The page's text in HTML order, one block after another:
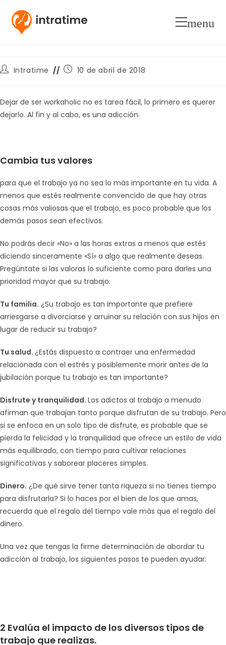
menu
Dejar de ser workaholic: Pasito
a Pasito
Autor
entrada:
Intratime
Publicación
entrada:
10 de abril de 2018
Dejar de ser workaholic no es tarea fácil, lo primero es querer
dejarlo. Al fin y al cabo, es una adicción.
Cambia tus valores
para que el trabajo ya no sea lo más importante en tu vida. A
menos que estés realmente convencido de que hay otras
cosas más valiosas que el trabajo, es poco probable que los
demás pasos sean efectivos.
No podrás decir «No» a las horas extras a menos que estés
diciendo sinceramente «Sí» a algo que realmente deseas.
Pregúntate si las valoras lo suficiente como para darles una
prioridad mayor que su trabajo:
Tu familia. ¿Su trabajo es tan importante que prefiere
arriesgarse a divorciarse y arruinar su relación con sus hijos en
lugar de reducir su trabajo?
Tu salud. ¿Estás dispuesto a contraer una enfermedad
relacionada con el estrés y posiblemente morir antes de la
jubilación porque tu trabajo es tan importante?
Disfrute y tranquilidad. Los adictos al trabajo a menudo
afirman que trabajan tanto porque disfrutan de su trabajo. Pero
si se enfoca en un solo tipo de disfrute, es probable que se
pierda la felicidad y la tranquilidad que ofrece un estilo de vida
más equilibrado, con tiempo para cultivar relaciones
significativas y saborear placeres simples.
Dinero. ¿De qué sirve tener tanta riqueza si no tienes tiempo
para disfrutarla? Si lo haces por el bien de los que amas,
recuerda que el regalo del tiempo vale más que el regalo del
dinero.
Una vez que tengas la firme determinación de abordar tu
adicción al trabajo, los siguientes pasos te pueden ayudar:
2 Evalúa el impacto de los diversos tipos de
trabajo que realizas.